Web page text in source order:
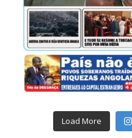
Load More